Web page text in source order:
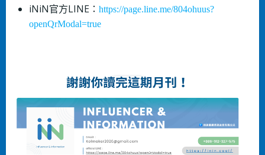
iNiN官方LINE： https://page.line.me/804ohuus?
openQrModal=true